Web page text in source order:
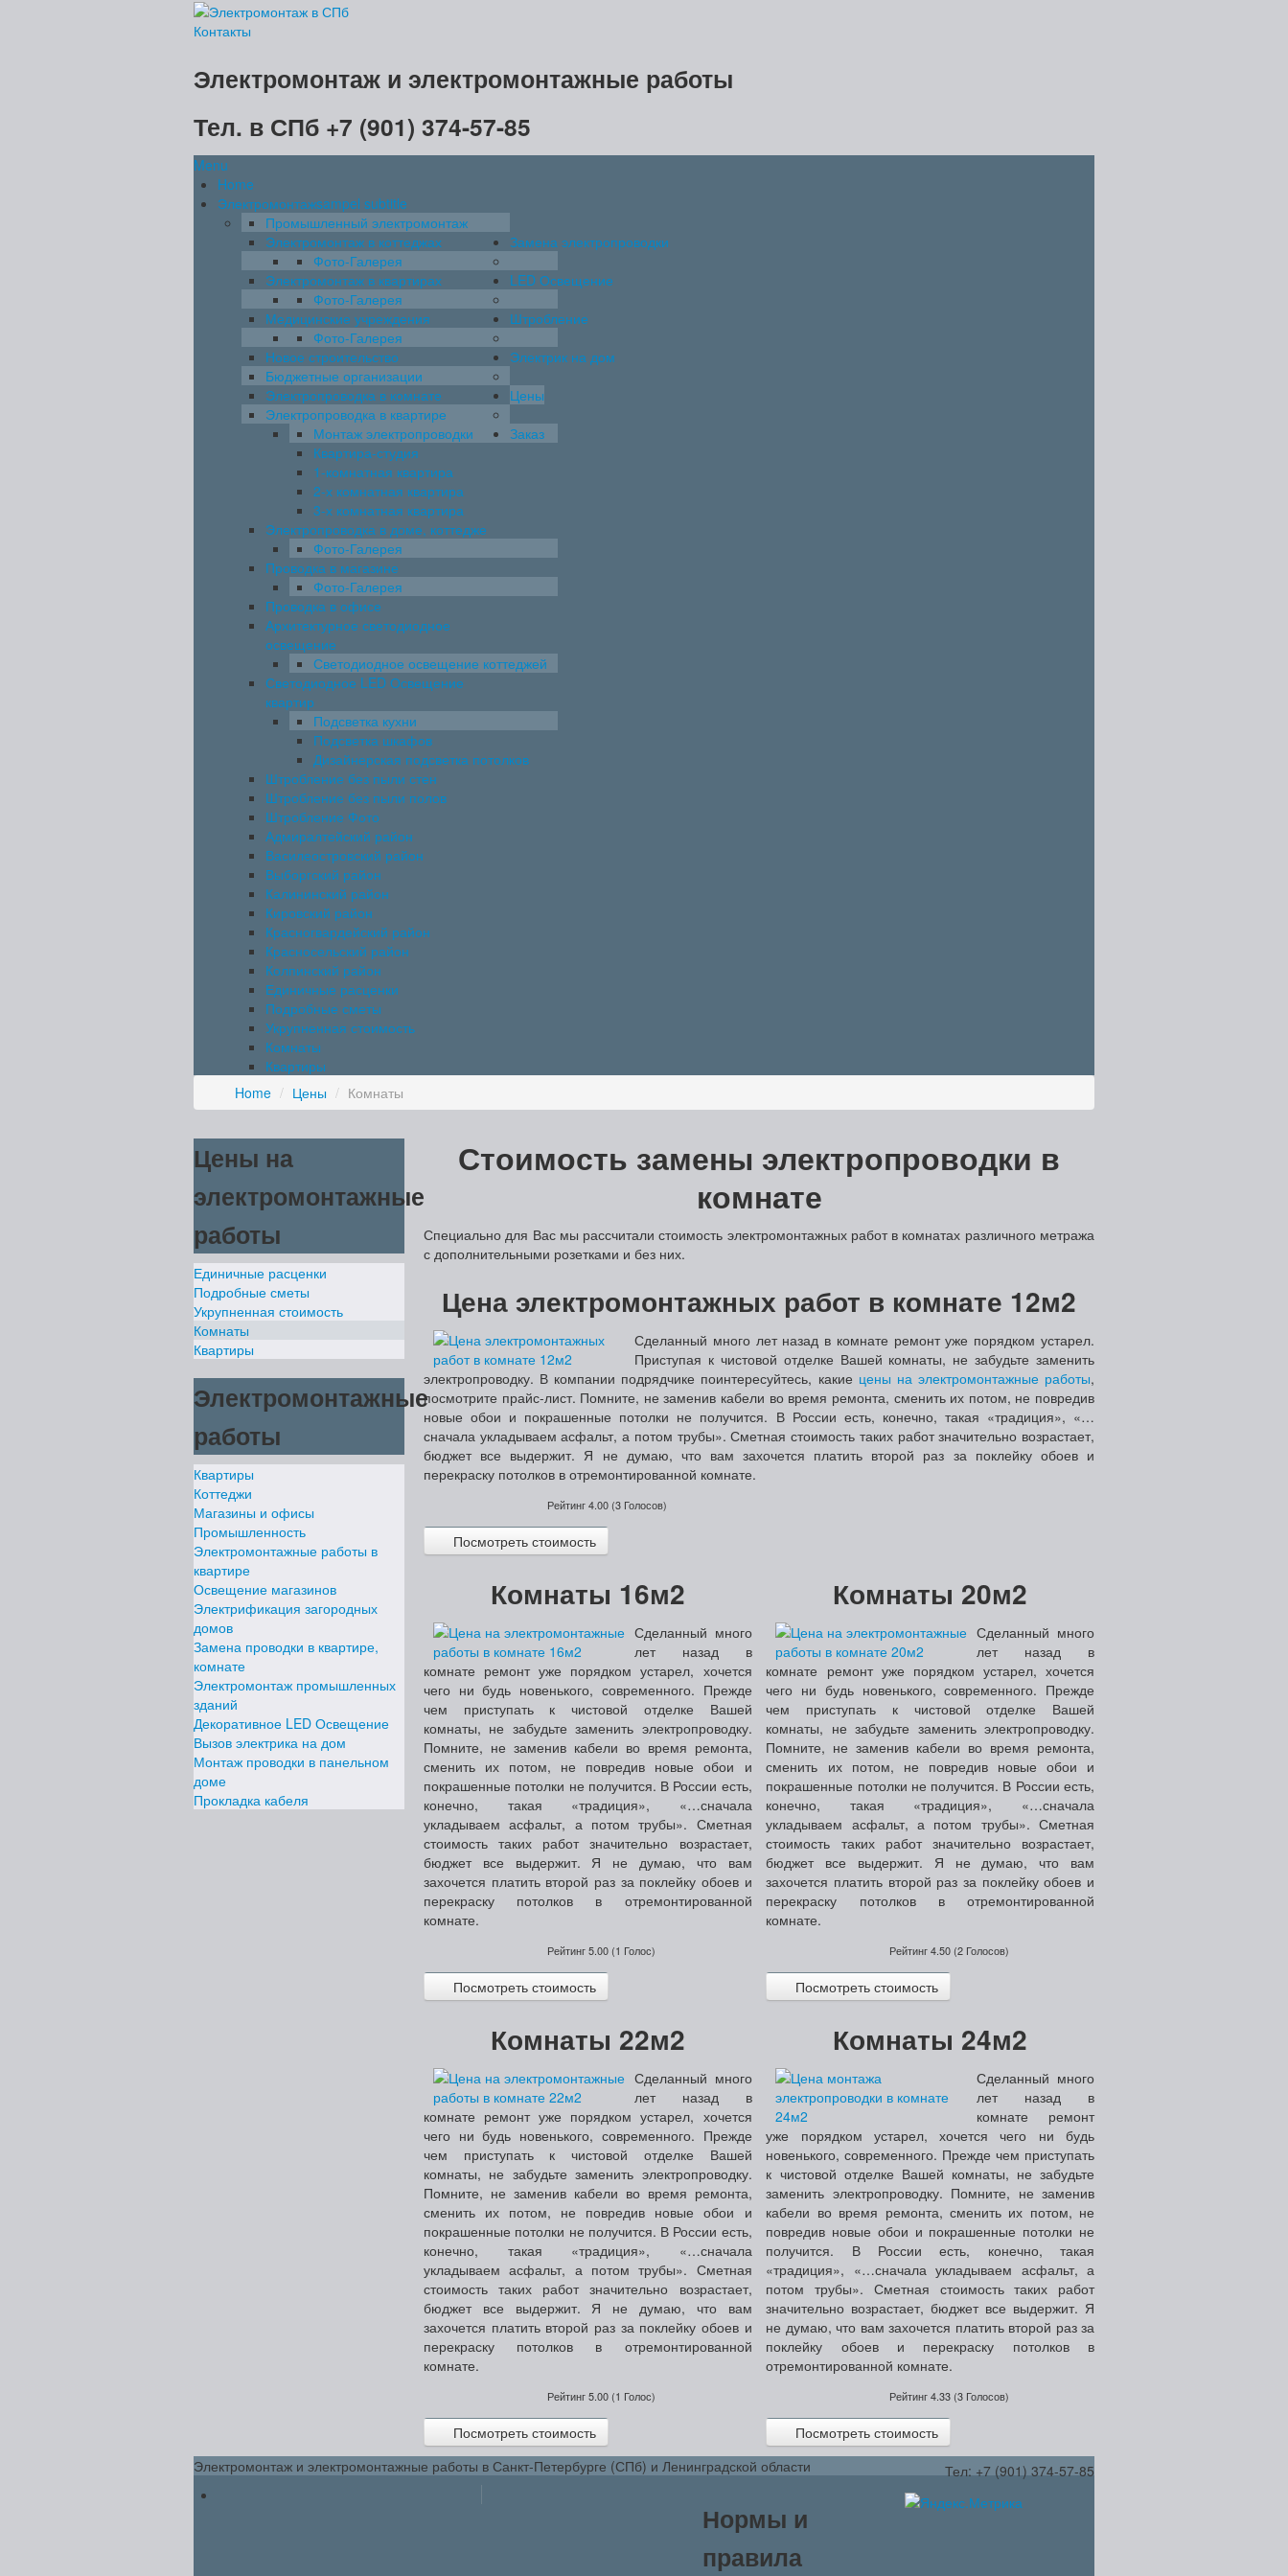
Контакты
Электромонтаж и электромонтажные работы
Тел. в СПб +7 (901) 374-57-85
Menu
Home
Электромонтажsampel subtitle
Промышленный электромонтаж
Электромонтаж в коттеджах
Фото-Галерея
Электромонтаж в квартирах
Фото-Галерея
Медицинские учреждения
Фото-Галерея
Новое строительство
Бюджетные организации
Замена электропроводки
Электропроводка в комнате
Электропроводка в квартире
Монтаж электропроводки
Квартира-студия
1-комнатная квартира
2-х комнатная квартира
3-х комнатная квартира
Электропроводка в доме, коттедже
Фото-Галерея
Проводка в магазине
Фото-Галерея
Проводка в офисе
LED Освещение
Архитектурное светодиодное
освещение
Светодиодное освещение коттеджей
Светодиодное LED Освещение
квартир
Подсветка кухни
Подсветка шкафов
Дизайнерская подсветка потолков
Штробление
Штробление без пыли стен
Штробление без пыли полов
Штробление Фото
Электрик на дом
Адмиралтейский район
Василеостровский район
Выборгский район
Калининский район
Кировский район
Красногвардейский район
Красносельский район
Колпинский район
Цены
Единичные расценки
Подробные сметы
Укрупненная стоимость
Комнаты
Квартиры
Заказ
Home / Цены / Комнаты
Стоимость замены электропроводки в
комнате
Специально для Вас мы рассчитали стоимость электромонтажных работ в комнатах различного метража
с дополнительными розетками и без них.
Цена электромонтажных работ в комнате 12м2
Сделанный много лет назад в комнате ремонт уже порядком устарел.
Приступая к чистовой отделке Вашей комнаты, не забудьте заменить
электропроводку. В компании подрядчике поинтересуйтесь, какие цены на электромонтажные работы,
посмотрите прайс-лист. Помните, не заменив кабели во время ремонта, сменить их потом, не повредив
новые обои и покрашенные потолки не получится. В России есть, конечно, такая «традиция», «…
сначала укладываем асфальт, а потом трубы». Сметная стоимость таких работ значительно возрастает,
бюджет все выдержит. Я не думаю, что вам захочется платить второй раз за поклейку обоев и
перекраску потолков в отремонтированной комнате.
Рейтинг4.00 (3 Голосов)
Посмотреть стоимость
Комнаты 16м2
Сделанный много
лет назад в
комнате ремонт уже порядком устарел, хочется
чего ни будь новенького, современного. Прежде
чем приступать к чистовой отделке Вашей
комнаты, не забудьте заменить электропроводку.
Помните, не заменив кабели во время ремонта,
сменить их потом, не повредив новые обои и
покрашенные потолки не получится. В России есть,
конечно, такая «традиция», «…сначала
укладываем асфальт, а потом трубы». Сметная
стоимость таких работ значительно возрастает,
бюджет все выдержит. Я не думаю, что вам
захочется платить второй раз за поклейку обоев и
перекраску потолков в отремонтированной
комнате.
Рейтинг5.00 (1 Голос)
Посмотреть стоимость
Комнаты 20м2
Сделанный много
лет назад в
комнате ремонт уже порядком устарел, хочется
чего ни будь новенького, современного. Прежде
чем приступать к чистовой отделке Вашей
комнаты, не забудьте заменить электропроводку.
Помните, не заменив кабели во время ремонта,
сменить их потом, не повредив новые обои и
покрашенные потолки не получится. В России есть,
конечно, такая «традиция», «…сначала
укладываем асфальт, а потом трубы». Сметная
стоимость таких работ значительно возрастает,
бюджет все выдержит. Я не думаю, что вам
захочется платить второй раз за поклейку обоев и
перекраску потолков в отремонтированной
комнате.
Рейтинг4.50 (2 Голосов)
Посмотреть стоимость
Комнаты 22м2
Сделанный много
лет назад в
комнате ремонт уже порядком устарел, хочется
чего ни будь новенького, современного. Прежде
чем приступать к чистовой отделке Вашей
комнаты, не забудьте заменить электропроводку.
Помните, не заменив кабели во время ремонта,
сменить их потом, не повредив новые обои и
покрашенные потолки не получится. В России есть,
конечно, такая «традиция», «…сначала
укладываем асфальт, а потом трубы». Сметная
стоимость таких работ значительно возрастает,
бюджет все выдержит. Я не думаю, что вам
захочется платить второй раз за поклейку обоев и
перекраску потолков в отремонтированной
комнате.
Рейтинг5.00 (1 Голос)
Посмотреть стоимость
Комнаты 24м2
Сделанный много
лет назад в
комнате ремонт
уже порядком устарел, хочется чего ни будь
новенького, современного. Прежде чем приступать
к чистовой отделке Вашей комнаты, не забудьте
заменить электропроводку. Помните, не заменив
кабели во время ремонта, сменить их потом, не
повредив новые обои и покрашенные потолки не
получится. В России есть, конечно, такая
«традиция», «…сначала укладываем асфальт, а
потом трубы». Сметная стоимость таких работ
значительно возрастает, бюджет все выдержит. Я
не думаю, что вам захочется платить второй раз за
поклейку обоев и перекраску потолков в
отремонтированной комнате.
Рейтинг4.33 (3 Голосов)
Посмотреть стоимость
Цены на
электромонтажные
работы
Единичные расценки
Подробные сметы
Укрупненная стоимость
Комнаты
Квартиры
Электромонтажные
работы
Квартиры
Коттеджи
Магазины и офисы
Промышленность
Электромонтажные работы в
квартире
Освещение магазинов
Электрификация загородных
домов
Замена проводки в квартире,
комнате
Электромонтаж промышленных
зданий
Декоративное LED Освещение
Вызов электрика на дом
Монтаж проводки в панельном
доме
Прокладка кабеля
Электромонтаж и электромонтажные работы в Санкт-Петербурге (СПб) и Ленинградской области Тел: +7 (901) 374-57-85
Нормы и
правила